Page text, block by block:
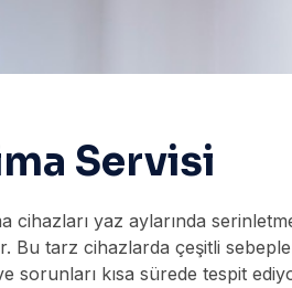
Servisi
yaz aylarında
Bu tarz cihazlarda çeşitli
sorunları kısa sürede tespit